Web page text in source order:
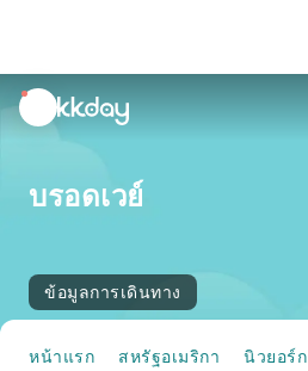
unread
notifications
บรอดเวย์
ข้อมูลการเดินทาง
หน้าแรก สหรัฐอเมริกา นิวยอร์ก